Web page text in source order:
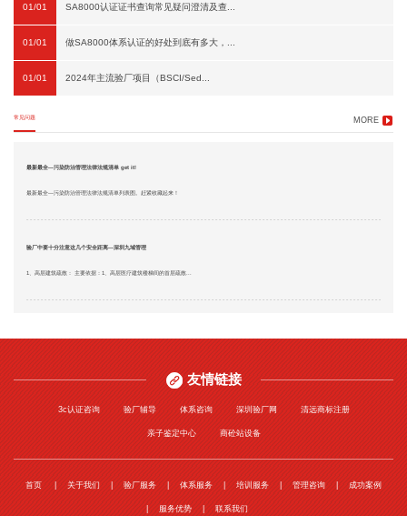
01/01 SA8000认证证书查询常见疑问澄清及查...
01/01 做SA8000体系认证的好处到底有多大，...
01/01 2024年主流验厂项目（BSCI/Sed...
常见问题 MORE
最新最全—污染防治管理法律法规清单 get it!
最新最全—污染防治管理法律法规清单列表图。赶紧收藏起来！
验厂中要十分注意这几个安全距离—深圳九域管理
1、高层建筑疏散： 主要依据：1、高层医疗建筑楼梯间的首层疏散...
友情链接
3c认证咨询 验厂辅导 体系咨询 深圳验厂网 清远商标注册
亲子鉴定中心 商砼站设备
首页 关于我们 验厂服务 体系服务 培训服务 管理咨询 成功案例
服务优势 联系我们